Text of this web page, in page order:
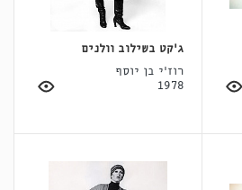
ג'קט בשילוב וולנים
רוז'י בן יוסף
1978